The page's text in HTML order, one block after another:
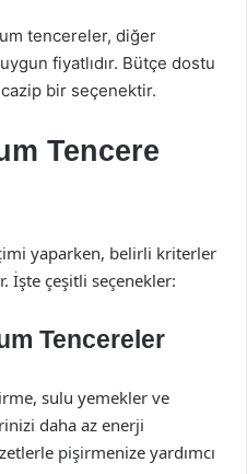
tencereler, diğer
fiyatlıdır. Bütçe dostu
bir seçenektir.
Tencere
yaparken, belirli kriterler
İşte çeşitli seçenekler:
Tencereler
sulu yemekler ve
daha az enerji
pişirmenize yardımcı